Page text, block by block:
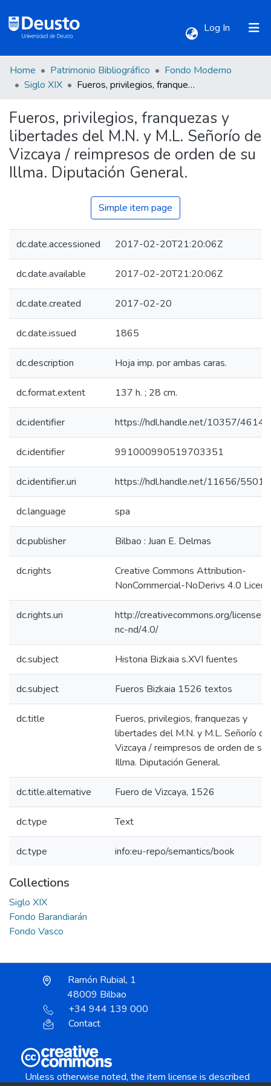
Log In (current)
Communities & Collections
All of DSpace
Statistics
Home Patrimonio Bibliográfico
Fondo Moderno
Siglo XIX
Fueros, privilegios, franquezas y libertades del M.N. y M.L. Señorío de Vizcaya / reimpresos de orden de su Illma. Diputación General.
Fueros, privilegios, franquezas y
libertades del M.N. y M.L. Señorío de
Vizcaya / reimpresos de orden de su
Illma. Diputación General.
Simple item page
dc.date.accessioned 2017-02-20T21:20:06Z
dc.date.available 2017-02-20T21:20:06Z
dc.date.created 2017-02-20
dc.date.issued 1865
dc.description Hoja imp. por ambas caras.
dc.format.extent 137 h. ; 28 cm.
dc.identifier https://hdl.handle.net/10357/4614
dc.identifier 991000990519703351
dc.identifier.uri https://hdl.handle.net/11656/5501
dc.language spa
dc.publisher Bilbao : Juan E. Delmas
dc.rights
Creative Commons Attribution-
NonCommercial-NoDerivs 4.0
dc.rights.uri
http://creativecommons.org/
nc-nd/4.0/
dc.subject Historia Bizkaia s.XVI fuentes
dc.subject Fueros Bizkaia 1526 textos
dc.title
Fueros, privilegios, franquezas y
libertades del M.N. y M.L. Señorío de
Vizcaya / reimpresos de orden de su
Illma. Diputación General.
dc.title.alternative Fuero de Vizcaya, 1526
dc.type Text
dc.type info:eu-repo/semantics/book
Collections
Siglo XIX
Fondo Barandiarán
Fondo Vasco
Ramón Rubial, 1
48009 Bilbao
+34 944 139 000
Contact
Unless otherwise noted, the item license is described